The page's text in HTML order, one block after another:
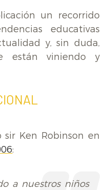
un recorrido
educativas
y, sin duda,
están viniendo y
Ken Robinson en
:
a nuestros niños